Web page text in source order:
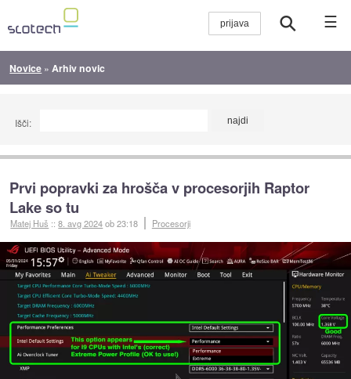
☰
Novice » Arhiv novic
Išči:
Prvi popravki za hrošča v procesorjih Raptor
Lake so tu
Matej Huš ::8. avg 2024ob 23:18 Procesorji